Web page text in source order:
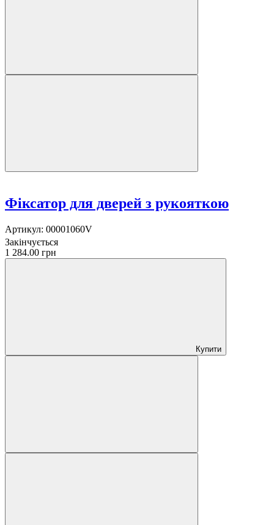
Фіксатор для дверей з рукояткою
Артикул: 00001060V
Закінчується
1 284.00 грн
Купити